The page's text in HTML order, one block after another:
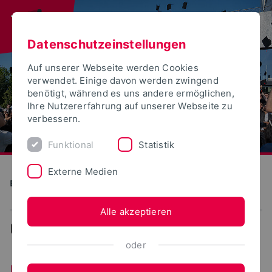
Bauen und Umwelt
... Umwelt - der ehemalige FB 8
Datenschutzeinstellungen
Auf unserer Webseite werden Cookies
verwendet. Einige davon werden zwingend
benötigt, während es uns andere ermöglichen,
Ihre Nutzererfahrung auf unserer Webseite zu
verbessern.
Funktional Statistik
Externe Medien
Alle akzeptieren
oder